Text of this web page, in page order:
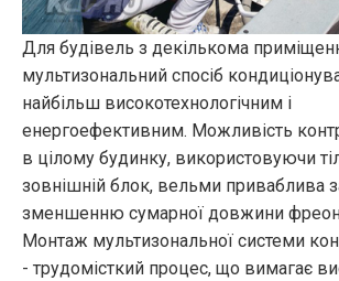
Для будівель з декількома
мультизональний спосіб
найбільш високотехнологічним і
енергоефективним. Можливість
в цілому будинку, використовуючи
зовнішній блок, вельми приваблива
зменшенню сумарної довжини
Монтаж мультизональної системи
- трудомісткий процес, що вимагає